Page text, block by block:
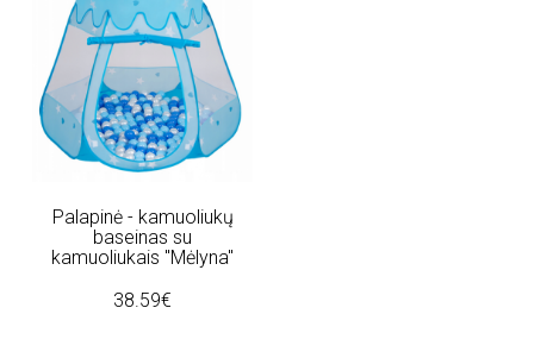
Palapinė - kamuoliukų
baseinas su
kamuoliukais "Mėlyna"
38.59€